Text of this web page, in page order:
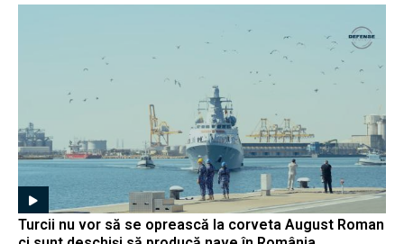
Turcii nu vor să se oprească la corveta August Roman